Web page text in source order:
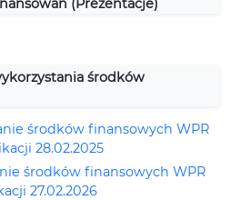
(Prezentacje)
środków
środków finansowych WPR
28.02.2025
środków finansowych WPR
27.02.2026